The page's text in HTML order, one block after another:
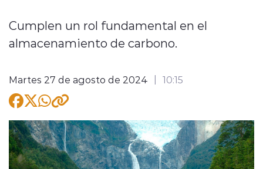
Deportes
modo claro
Cumplen un rol fundamental en el
almacenamiento de carbono.
Martes 27 de agosto de 2024 10:15